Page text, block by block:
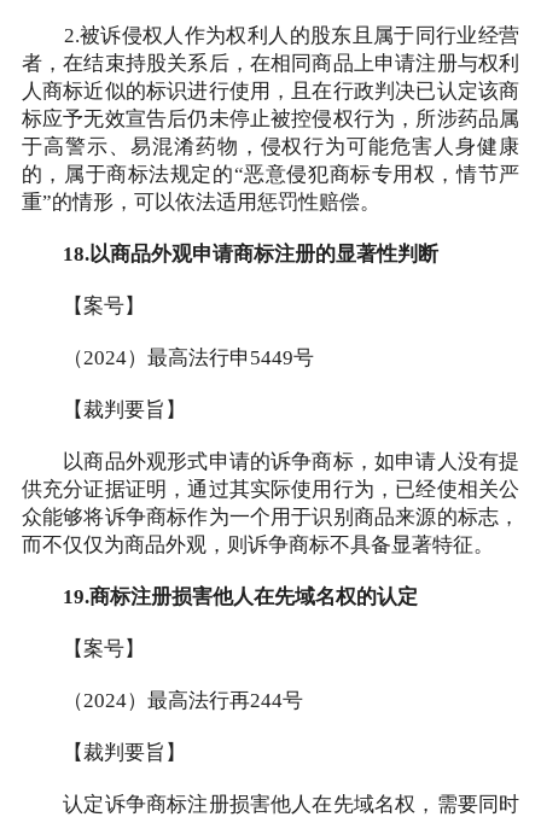
2.被诉侵权人作为权利人的股东且属于同行业经营
者，在结束持股关系后，在相同商品上申请注册与权利
人商标近似的标识进行使用，且在行政判决已认定该商
标应予无效宣告后仍未停止被控侵权行为，所涉药品属
于高警示、易混淆药物，侵权行为可能危害人身健康
的，属于商标法规定的“恶意侵犯商标专用权，情节严
重”的情形，可以依法适用惩罚性赔偿。
18.以商品外观申请商标注册的显著性判断
【案号】
（2024）最高法行申5449号
【裁判要旨】
以商品外观形式申请的诉争商标，如申请人没有提
供充分证据证明，通过其实际使用行为，已经使相关公
众能够将诉争商标作为一个用于识别商品来源的标志，
而不仅仅为商品外观，则诉争商标不具备显著特征。
19.商标注册损害他人在先域名权的认定
【案号】
（2024）最高法行再244号
【裁判要旨】
认定诉争商标注册损害他人在先域名权，需要同时